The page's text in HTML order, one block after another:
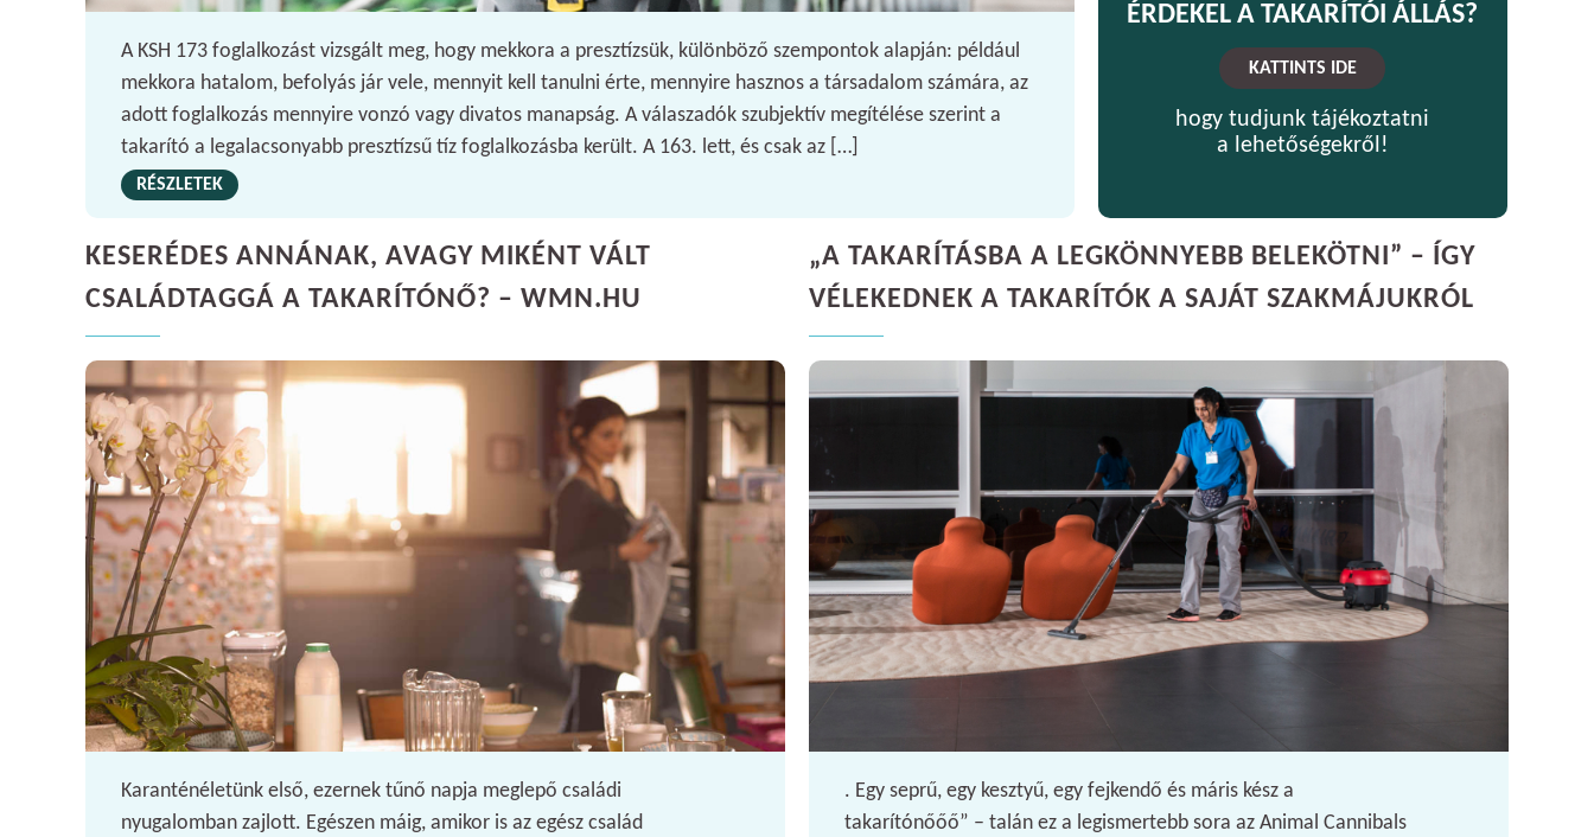
A KSH 173 foglalkozást vizsgált meg, hogy mekkora a presztízsük, különböző szempontok alapján: például
mekkora hatalom, befolyás jár vele, mennyit kell tanulni érte, mennyire hasznos a társadalom számára, az
adott foglalkozás mennyire vonzó vagy divatos manapság. A válaszadók szubjektív megítélése szerint a
takarító a legalacsonyabb presztízsű tíz foglalkozásba került. A 163. lett, és csak az […]
RÉSZLETEK
ÉRDEKEL A TAKARÍTÓI ÁLLÁS?
KATTINTS IDE
hogy tudjunk tájékoztatni
a lehetőségekről!
KESERÉDES ANNÁNAK, AVAGY MIKÉNT VÁLT
CSALÁDTAGGÁ A TAKARÍTÓNŐ? – WMN.HU
Karanténéletünk első, ezernek tűnő napja meglepő családi
nyugalomban zajlott. Egészen máig, amikor is az egész család
„A TAKARÍTÁSBA A LEGKÖNNYEBB BELEKÖTNI” – ÍGY
VÉLEKEDNEK A TAKARÍTÓK A SAJÁT SZAKMÁJUKRÓL
. Egy seprű, egy kesztyű, egy fejkendő és máris kész a
takarítónőőő” – talán ez a legismertebb sora az Animal Cannibals